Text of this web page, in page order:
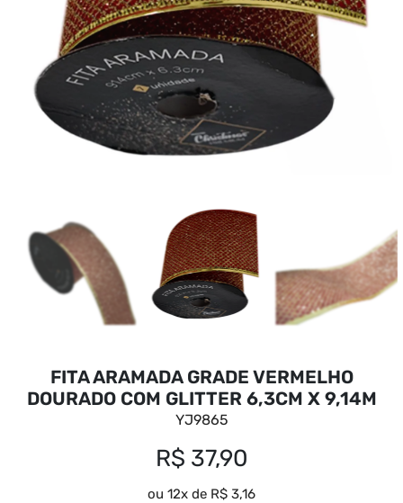
FITA ARAMADA GRADE VERMELHO
DOURADO COM GLITTER 6,3CM X 9,14M
YJ9865
R$ 37,90
ou 12x de R$ 3,16